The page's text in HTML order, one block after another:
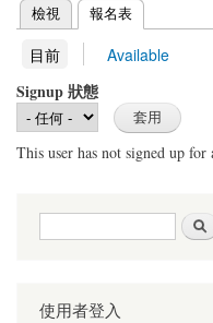
主要索引標籤
檢視 報名表
(作用中頁籤)
次要索引標籤
目前
(作用中頁籤) Available
Signup 狀態
This user has not signed up
搜尋表單
使用者登入